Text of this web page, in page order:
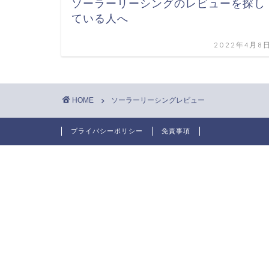
ソーラーリーシングのレビューを探し
ている人へ
2022年4月8
HOME ソーラーリーシングレビュー
プライバシーポリシー 免責事項